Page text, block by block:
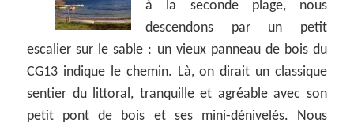
à la seconde plage, nous
descendons par un petit
escalier sur le sable : un vieux panneau de bois du
CG13 indique le chemin. Là, on dirait un classique
sentier du littoral, tranquille et agréable avec son
petit pont de bois et ses mini-dénivelés. Nous